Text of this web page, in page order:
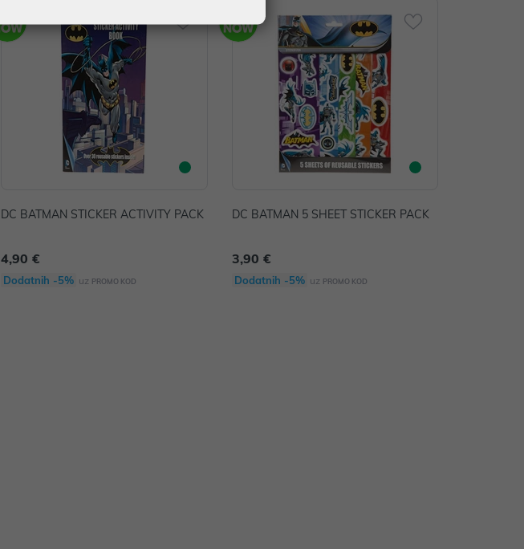
DC BATMAN STICKER ACTIVITY PACK
4,90 €
Dodatnih -5% uz PROMO KOD
DC BATMAN 5 SHEET STICKER PACK
3,90 €
Dodatnih -5% uz PROMO KOD